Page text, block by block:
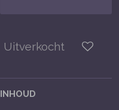
Uitverkocht
INHOUD